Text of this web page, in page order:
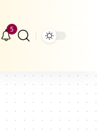
5